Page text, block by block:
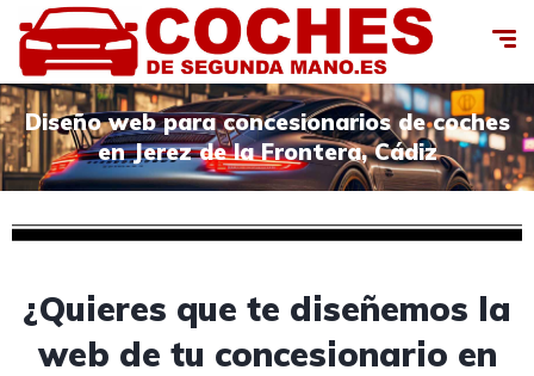
Diseño web para concesionarios de coches
en Jerez de la Frontera, Cádiz
¿Quieres que te diseñemos la
web de tu concesionario en